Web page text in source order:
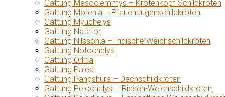
Gattung Mesoclemmys – Krötenkopf-Schildkröten
Gattung Morenia – Pfauenaugenschildkröten
Gattung Myuchelys
Gattung Natator
Gattung Nilssonia – Indische Weichschildkröten
Gattung Notochelys
Gattung Orlitia
Gattung Palea
Gattung Pangshura – Dachschildkröten
Gattung Pelochelys – Riesen-Weichschildkröten